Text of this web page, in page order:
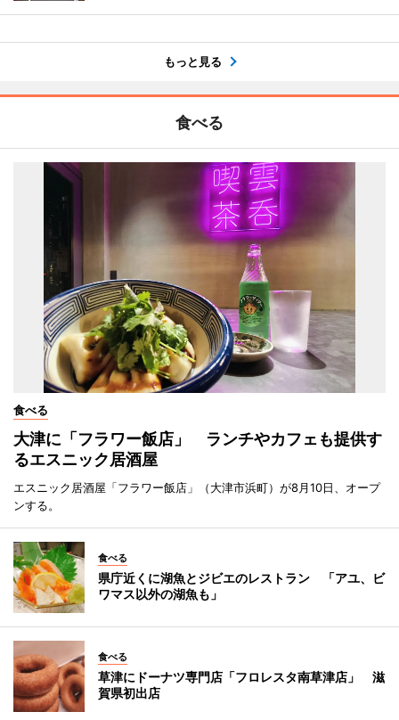
もっと見る
食べる
食べる
大津に「フラワー飯店」 ランチやカフェも提供す
るエスニック居酒屋
エスニック居酒屋「フラワー飯店」（大津市浜町）が8月10日、オープ
ンする。
食べる
県庁近くに湖魚とジビエのレストラン 「アユ、ビ
ワマス以外の湖魚も」
食べる
草津にドーナツ専門店「フロレスタ南草津店」 滋
賀県初出店